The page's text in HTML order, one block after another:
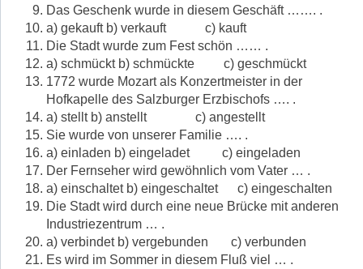
Das Geschenk wurde in diesem Geschäft ……. .
a) gekauft b) verkauft c) kauft
Die Stadt wurde zum Fest schön …… .
a) schmückt b) schmückte c) geschmückt
1772 wurde Mozart als Konzertmeister in der
Hofkapelle des Salzburger Erzbischofs …. .
a) stellt b) anstellt c) angestellt
Sie wurde von unserer Familie …. .
a) einladen b) eingeladet c) eingeladen
Der Fernseher wird gewöhnlich vom Vater … .
a) einschaltet b) eingeschaltet c) eingeschalten
Die Stadt wird durch eine neue Brücke mit anderen
Industriezentrum … .
a) verbindet b) vergebunden c) verbunden
Es wird im Sommer in diesem Fluß viel … .